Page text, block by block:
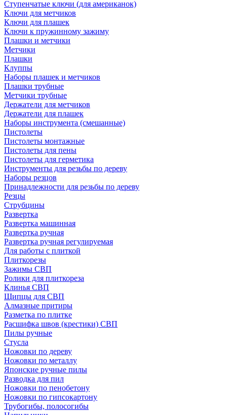
Ступенчатые ключи (для американок)
Ключи для метчиков
Ключи для плашек
Ключи к пружинному зажиму
Плашки и метчики
Метчики
Плашки
Клуппы
Наборы плашек и метчиков
Плашки трубные
Метчики трубные
Держатели для метчиков
Держатели для плашек
Наборы инструмента (смешанные)
Пистолеты
Пистолеты монтажные
Пистолеты для пены
Пистолеты для герметика
Инструменты для резьбы по дереву
Наборы резцов
Принадлежности для резьбы по дереву
Резцы
Струбцины
Развертка
Развертка машинная
Развертка ручная
Развертка ручная регулируемая
Для работы с плиткой
Плиткорезы
Зажимы СВП
Ролики для плиткореза
Клинья СВП
Щипцы для СВП
Алмазные притиры
Разметка по плитке
Расшифка швов (крестики) СВП
Пилы ручные
Стусла
Ножовки по дереву
Ножовки по металлу
Японские ручные пилы
Разводка для пил
Ножовки по пенобетону
Ножовки по гипсокартону
Трубогибы, полосогибы